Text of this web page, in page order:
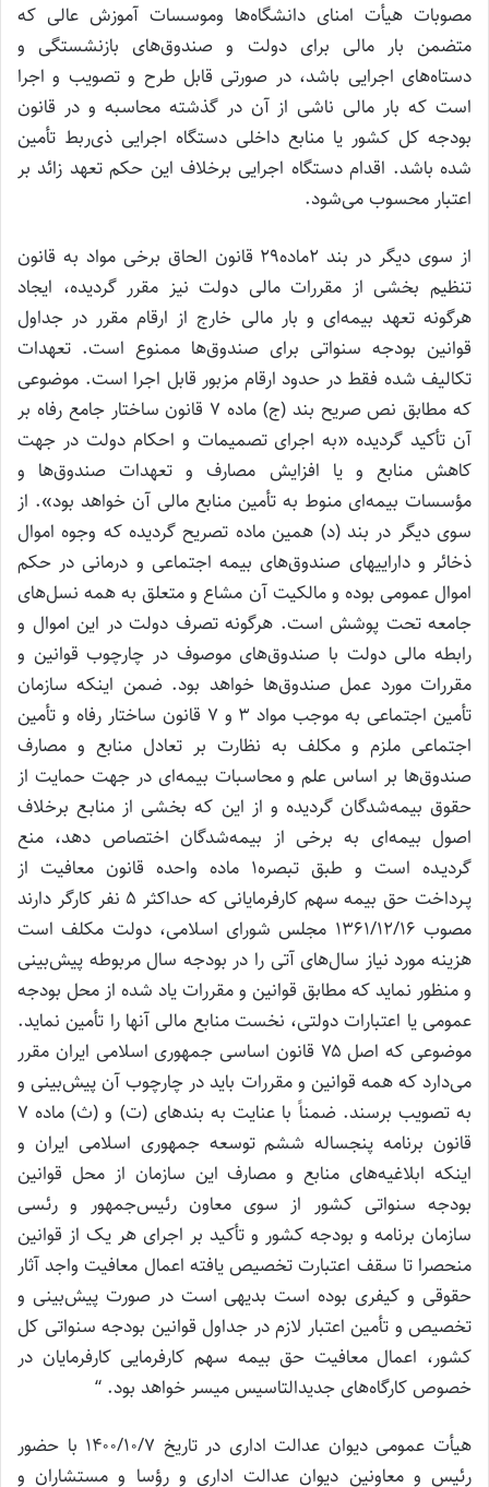
مصوبات هیأت امنای دانشگاه‌ها وموسسات آموزش عالی که
متضمن بار مالی برای دولت و صندوق‌های بازنشستگی و
دستاه‌های اجرایی باشد، در صورتی قابل طرح و تصویب و اجرا
است که بار مالی ناشی از آن در گذشته محاسبه و در قانون
بودجه کل کشور یا منابع داخلی دستگاه اجرایی ذی‌ربط تأمین
شده باشد. اقدام دستگاه اجرایی برخلاف این حکم تعهد زائد بر
اعتبار محسوب می‌شود.
از سوی دیگر در بند ۲ماده۲۹ قانون الحاق برخی مواد به قانون
تنظیم بخشی از مقررات مالی دولت نیز مقرر گردیده، ایجاد
هرگونه تعهد بیمه‌ای و بار مالی خارج از ارقام مقرر در جداول
قوانین بودجه سنواتی برای صندوق‌ها ممنوع است. تعهدات
تکالیف شده فقط در حدود ارقام مزبور قابل اجرا است. موضوعی
که مطابق نص صریح بند (ج) ماده ۷ قانون ساختار جامع رفاه بر
آن تأکید گردیده «به اجرای تصمیمات و احکام دولت در جهت
کاهش منابع و یا افزایش مصارف و تعهدات صندوق‌ها و
مؤسسات بیمه‌ای منوط به تأمین منابع مالی آن خواهد بود». از
سوی دیگر در بند (د) همین ماده تصریح گردیده که وجوه اموال
ذخائر و داراییهای صندوق‌های بیمه اجتماعی و درمانی در حکم
اموال عمومی بوده و مالکیت آن مشاع و متعلق به همه نسل‌های
جامعه تحت پوشش است. هرگونه تصرف دولت در این اموال و
رابطه مالی دولت با صندوق‌های موصوف در چارچوب قوانین و
مقررات مورد عمل صندوق‌ها خواهد بود. ضمن اینکه سازمان
تأمین اجتماعی به موجب مواد ۳ و ۷ قانون ساختار رفاه و تأمین
اجتماعی ملزم و مکلف به نظارت بر تعادل منابع و مصارف
صندوق‌ها بر اساس علم و محاسبات بیمه‌ای در جهت حمایت از
حقوق بیمه‌شدگان گردیده و از این که بخشی از منابـع برخلاف
اصول بیمه‌ای به برخی از بیمه‌شدگان اختصاص دهد، منع
گردیـده است و طبق تبصره۱ ماده واحده قانون معافیت از
پـرداخت حق بیمه سهم کارفرمایانی که حداکثر ۵ نفر کارگر دارند
مصوب ۱۳۶۱/۱۲/۱۶ مجلس شورای اسلامی، دولت مکلف است
هزینه مورد نیاز سال‌‌های آتی را در بودجه سال مربوطه پیش‌بینی
و منظور نماید که مطابق قوانین و مقررات یاد شده از محل بودجه
عمومی یا اعتبارات دولتی، نخست منابع مالی آنها را تأمین نماید.
موضوعی که اصل ۷۵ قانون اساسی جمهوری اسلامی ایران مقرر
می‌دارد که همه قوانین و مقررات باید در چارچوب آن پیش‌بینی و
به تصویب برسند. ضمناً با عنایت به بندهای (ت) و (ث) ماده ۷
قانون برنامه پنجساله ششم توسعه جمهوری اسلامی ایران و
اینکه ابلاغیه‌های منابع و مصارف این سازمان از محل قوانین
بودجه سنواتی کشور از سوی معاون رئیس‌جمهور و رئسی
سازمان برنامه و بودجه کشور و تأکید بر اجرای هر یک از قوانین
منحصرا تا سقف اعتبارت تخصیص یافته اعمال معافیت واجد آثار
حقوقی و کیفری بوده است بدیهی است در صورت پیش‌بینی و
تخصیص و تأمین اعتبار لازم در جداول قوانین بودجه سنواتی کل
کشور، اعمال معافیت حق بیمه سهم کارفرمایی کارفرمایان در
خصوص کارگاه‌های جدیدالتاسیس میسر خواهد بود. “
هیأت عمومی دیوان عدالت اداری در تاریخ ۱۴۰۰/۱۰/۷ با حضور
رئیس و معاونین دیوان عدالت اداری و رؤسا و مستشاران و